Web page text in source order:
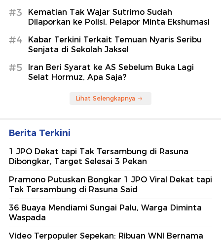
#3
Kematian Tak Wajar Sutrimo Sudah
Dilaporkan ke Polisi, Pelapor Minta Ekshumasi
#4
Kabar Terkini Terkait Temuan Nyaris Seribu
Senjata di Sekolah Jaksel
#5
Iran Beri Syarat ke AS Sebelum Buka Lagi
Selat Hormuz, Apa Saja?
Lihat Selengkapnya
Berita Terkini
1 JPO Dekat tapi Tak Tersambung di Rasuna
Dibongkar, Target Selesai 3 Pekan
Pramono Putuskan Bongkar 1 JPO Viral Dekat tapi
Tak Tersambung di Rasuna Said
36 Buaya Mendiami Sungai Palu, Warga Diminta
Waspada
Video Terpopuler Sepekan: Ribuan WNI Bernama